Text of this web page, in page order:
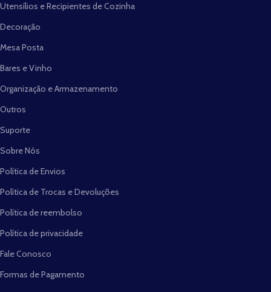
Utensílios e Recipientes de Cozinha
Decoração
Mesa Posta
Bares e Vinho
Organização e Armazenamento
Outros
Suporte
Sobre Nós
Política de Envios
Política de Trocas e Devoluções
Política de reembolso
Política de privacidade
Fale Conosco
Formas de Pagamento